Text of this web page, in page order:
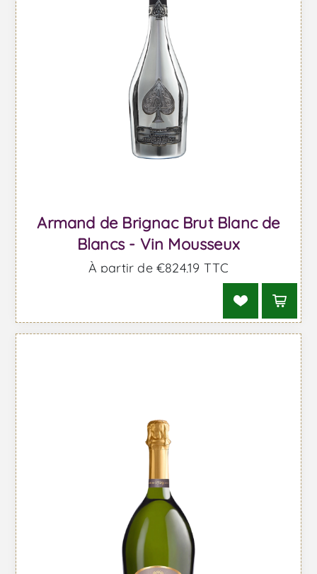
Armand de Brignac Brut Blanc de
Blancs - Vin Mousseux
À partir de €824,19 TTC